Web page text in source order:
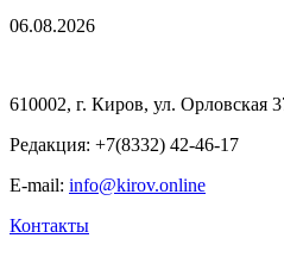
06.08.2026
610002, г. Киров, ул. Орловская
Редакция: +7(8332) 42-46-17
E-mail: info@kirov.online
Контакты